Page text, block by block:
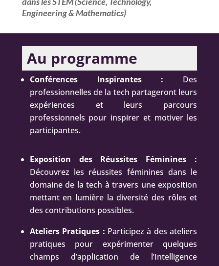
Engineering & Mathematics)
Au programme
Conférences Inspirantes : Des
professionnelles de la tech partageront leurs
expériences et leurs parcours
professionnels pour inspirer et motiver les
participantes.
Exposition des Réussites Féminines :
Découvrez les réussites féminines dans le
domaine de la tech à travers une exposition
mettant en lumière la diversité des rôles et
des contributions possibles.
Ateliers Pratiques : Participez à des ateliers
pratiques pour expérimenter quelques
champs d’application de l’Intelligence